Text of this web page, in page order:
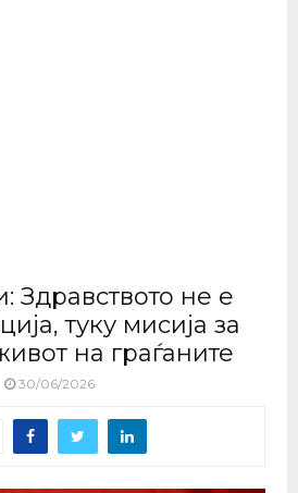
Здравството не е
туку мисија за
на граѓаните
30/06/2026